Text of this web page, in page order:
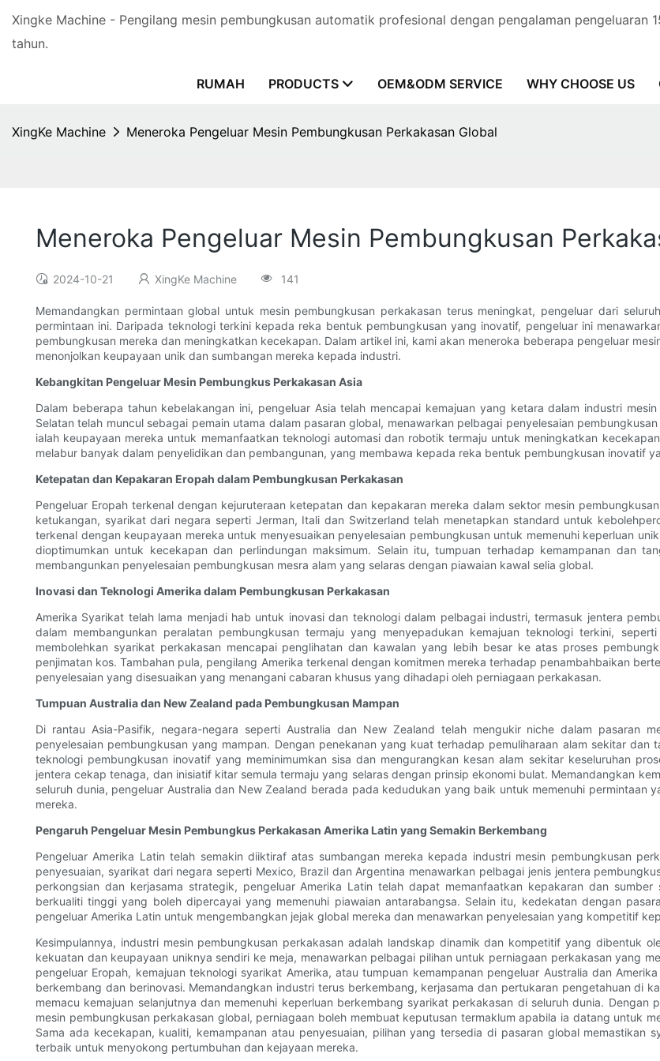
Xingke Machine - Pengilang mesin pembungkusan automatik profesional dengan pengalaman pengeluaran
tahun.
RUMAH PRODUCTS OEM&ODM SERVICE WHY CHOOSE US
XingKe Machine Meneroka Pengeluar Mesin Pembungkusan Perkakasan Global
Meneroka Pengeluar Mesin Pembungkusan
2024-10-21 XingKe Machine 141
Memandangkan permintaan global untuk mesin pembungkusan perkakasan terus meningkat, pengeluar dari
permintaan ini. Daripada teknologi terkini kepada reka bentuk pembungkusan yang inovatif, pengeluar ini
pembungkusan mereka dan meningkatkan kecekapan. Dalam artikel ini, kami akan meneroka beberapa pengeluar
menonjolkan keupayaan unik dan sumbangan mereka kepada industri.
Kebangkitan Pengeluar Mesin Pembungkus Perkakasan Asia
Dalam beberapa tahun kebelakangan ini, pengeluar Asia telah mencapai kemajuan yang ketara dalam industri
Selatan telah muncul sebagai pemain utama dalam pasaran global, menawarkan pelbagai penyelesaian
ialah keupayaan mereka untuk memanfaatkan teknologi automasi dan robotik termaju untuk meningkatkan
melabur banyak dalam penyelidikan dan pembangunan, yang membawa kepada reka bentuk pembungkusan inovatif
Ketepatan dan Kepakaran Eropah dalam Pembungkusan Perkakasan
Pengeluar Eropah terkenal dengan kejuruteraan ketepatan dan kepakaran mereka dalam sektor mesin
ketukangan, syarikat dari negara seperti Jerman, Itali dan Switzerland telah menetapkan standard untuk
terkenal dengan keupayaan mereka untuk menyesuaikan penyelesaian pembungkusan untuk memenuhi keperluan
dioptimumkan untuk kecekapan dan perlindungan maksimum. Selain itu, tumpuan terhadap kemampanan dan
membangunkan penyelesaian pembungkusan mesra alam yang selaras dengan piawaian kawal selia global.
Inovasi dan Teknologi Amerika dalam Pembungkusan Perkakasan
Amerika Syarikat telah lama menjadi hab untuk inovasi dan teknologi dalam pelbagai industri, termasuk jentera
dalam membangunkan peralatan pembungkusan termaju yang menyepadukan kemajuan teknologi terkini,
membolehkan syarikat perkakasan mencapai penglihatan dan kawalan yang lebih besar ke atas proses
penjimatan kos. Tambahan pula, pengilang Amerika terkenal dengan komitmen mereka terhadap penambahbaikan
penyelesaian yang disesuaikan yang menangani cabaran khusus yang dihadapi oleh perniagaan perkakasan.
Tumpuan Australia dan New Zealand pada Pembungkusan Mampan
Di rantau Asia-Pasifik, negara-negara seperti Australia dan New Zealand telah mengukir niche dalam pasaran
penyelesaian pembungkusan yang mampan. Dengan penekanan yang kuat terhadap pemuliharaan alam sekitar
teknologi pembungkusan inovatif yang meminimumkan sisa dan mengurangkan kesan alam sekitar keseluruhan
jentera cekap tenaga, dan inisiatif kitar semula termaju yang selaras dengan prinsip ekonomi bulat. Memandangkan
seluruh dunia, pengeluar Australia dan New Zealand berada pada kedudukan yang baik untuk memenuhi permintaan
mereka.
Pengaruh Pengeluar Mesin Pembungkus Perkakasan Amerika Latin yang Semakin Berkembang
Pengeluar Amerika Latin telah semakin diiktiraf atas sumbangan mereka kepada industri mesin pembungkusan
penyesuaian, syarikat dari negara seperti Mexico, Brazil dan Argentina menawarkan pelbagai jenis jentera
perkongsian dan kerjasama strategik, pengeluar Amerika Latin telah dapat memanfaatkan kepakaran dan
berkualiti tinggi yang boleh dipercayai yang memenuhi piawaian antarabangsa. Selain itu, kedekatan dengan
pengeluar Amerika Latin untuk mengembangkan jejak global mereka dan menawarkan penyelesaian yang kompetitif
Kesimpulannya, industri mesin pembungkusan perkakasan adalah landskap dinamik dan kompetitif yang dibentuk
kekuatan dan keupayaan uniknya sendiri ke meja, menawarkan pelbagai pilihan untuk perniagaan perkakasan yang
pengeluar Eropah, kemajuan teknologi syarikat Amerika, atau tumpuan kemampanan pengeluar Australia dan
berkembang dan berinovasi. Memandangkan industri terus berkembang, kerjasama dan pertukaran pengetahuan di
memacu kemajuan selanjutnya dan memenuhi keperluan berkembang syarikat perkakasan di seluruh dunia.
mesin pembungkusan perkakasan global, perniagaan boleh membuat keputusan termaklum apabila ia datang untuk
Sama ada kecekapan, kualiti, kemampanan atau penyesuaian, pilihan yang tersedia di pasaran global memastikan
terbaik untuk menyokong pertumbuhan dan kejayaan mereka.